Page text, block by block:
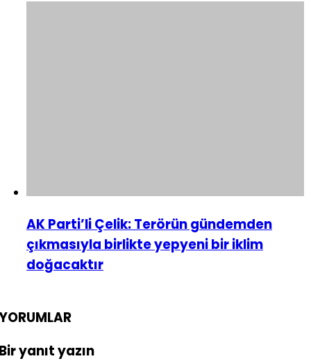
AK Parti’li Çelik: Terörün gündemden
çıkmasıyla birlikte yepyeni bir iklim
doğacaktır
yanıt yazın